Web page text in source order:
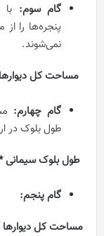
گام سوم:
پنجره‌ها را
نمی‌شوند.
مساحت کل
گام چهارم:
طول بلوک در
طول بلوک
گام پنجم:
مساحت کل